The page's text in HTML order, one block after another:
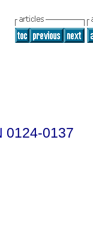
0124-0137